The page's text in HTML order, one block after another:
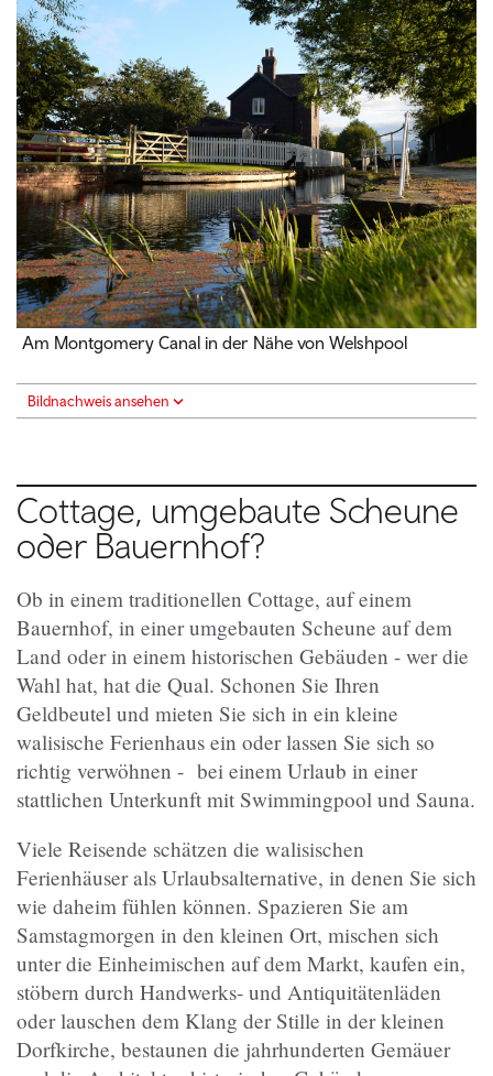
Am Montgomery Canal in der Nähe von Welshpool
Bildnachweis ansehen
Cottage, umgebaute Scheune
oder Bauernhof?
Ob in einem traditionellen Cottage, auf einem
Bauernhof, in einer umgebauten Scheune auf dem
Land oder in einem historischen Gebäuden - wer die
Wahl hat, hat die Qual. Schonen Sie Ihren
Geldbeutel und mieten Sie sich in ein kleine
walisische Ferienhaus ein oder lassen Sie sich so
richtig verwöhnen - bei einem Urlaub in einer
stattlichen Unterkunft mit Swimmingpool und Sauna.
Viele Reisende schätzen die walisischen
Ferienhäuser als Urlaubsalternative, in denen Sie sich
wie daheim fühlen können. Spazieren Sie am
Samstagmorgen in den kleinen Ort, mischen sich
unter die Einheimischen auf dem Markt, kaufen ein,
stöbern durch Handwerks- und Antiquitätenläden
oder lauschen dem Klang der Stille in der kleinen
Dorfkirche, bestaunen die jahrhunderten Gemäuer